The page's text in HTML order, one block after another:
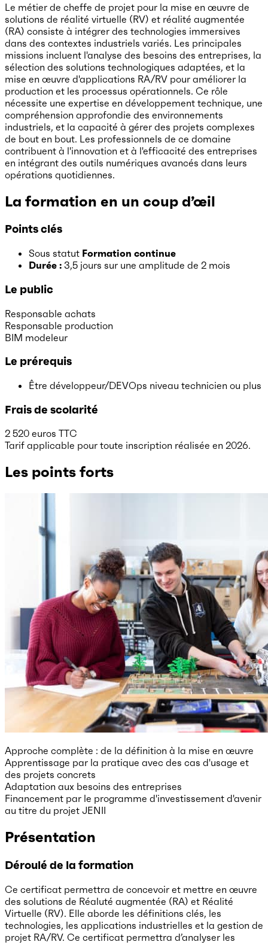
Le métier de cheffe de projet pour la mise en œuvre de
solutions de réalité virtuelle (RV) et réalité augmentée
(RA) consiste à intégrer des technologies immersives
dans des contextes industriels variés. Les principales
missions incluent l'analyse des besoins des entreprises, la
sélection des solutions technologiques adaptées, et la
mise en œuvre d'applications RA/RV pour améliorer la
production et les processus opérationnels. Ce rôle
nécessite une expertise en développement technique, une
compréhension approfondie des environnements
industriels, et la capacité à gérer des projets complexes
de bout en bout. Les professionnels de ce domaine
contribuent à l'innovation et à l'efficacité des entreprises
en intégrant des outils numériques avancés dans leurs
opérations quotidiennes.
La formation en un coup d’œil
Points clés
Sous statut Formation continue
Durée : 3,5 jours sur une amplitude de 2 mois
Le public
Responsable achats
Responsable production
BIM modeleur
Le prérequis
Être développeur/DEVOps niveau technicien ou plus
Frais de scolarité
2 520 euros TTC
Tarif applicable pour toute inscription réalisée en 2026.
Les points forts
Approche complète : de la définition à la mise en œuvre
Apprentissage par la pratique avec des cas d'usage et
des projets concrets
Adaptation aux besoins des entreprises
Financement par le programme d'investissement d'avenir
au titre du projet JENII
Présentation
Déroulé de la formation
Ce certificat permettra de concevoir et mettre en œuvre
des solutions de Réaluté augmentée (RA) et Réalité
Virtuelle (RV). Elle aborde les définitions clés, les
technologies, les applications industrielles et la gestion de
projet RA/RV. Ce certificat permettra d’analyser les